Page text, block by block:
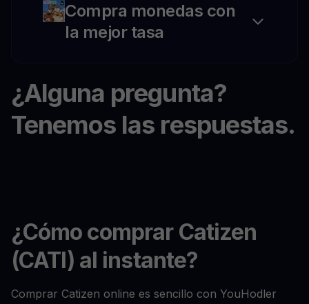
Compra monedas con
la mejor tasa
¿Alguna pregunta?
Tenemos las respuestas.
¿Cómo comprar Catizen
(CATI) al instante?
Comprar Catizen online es sencillo con YouHodler